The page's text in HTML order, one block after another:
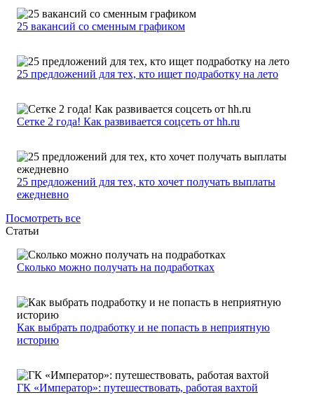
25 вакансий со сменным графиком
25 предложений для тех, кто ищет подработку на лето
Сетке 2 года! Как развивается соцсеть от hh.ru
25 предложений для тех, кто хочет получать выплаты
ежедневно
Посмотреть все
Статьи
Сколько можно получать на подработках
Как выбрать подработку и не попасть в неприятную
историю
ГК «Император»: путешествовать, работая вахтой